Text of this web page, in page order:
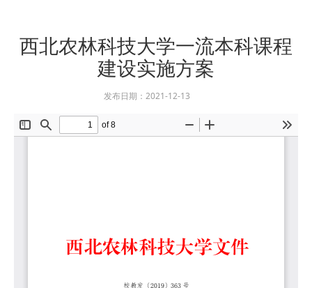
西北农林科技大学一流本科课程
建设实施方案
发布日期：2021-12-13